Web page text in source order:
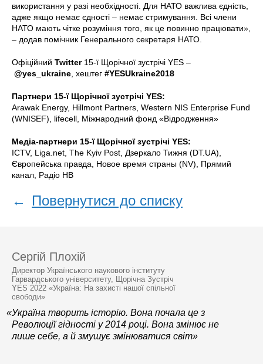
використання у разі необхідності. Для НАТО важлива єдність,
адже якщо немає єдності ‒ немає стримування. Всі члени
НАТО мають чітке розуміння того, як це повинно працювати»,
‒ додав помічник Генерального секретаря НАТО.
Офіційний Twitter 15-ї Щорічної зустрічі YES –
@yes_ukraine , хештег #YESUkraine2018
Партнери 15-ї Щорічної зустрічі YES:
Arawak Energy, Hillmont Partners, Western NIS Enterprise Fund
(WNISEF), lifecell, Міжнародний фонд «Відродження»
Медіа-партнери 15-ї Щорічної зустрічі YES:
ICTV, Liga.net, The Kyiv Post, Дзеркало Тижня (DT.UA),
Європейська правда, Новое время страны (NV), Прямий
канал, Радіо НВ
← Повернутися до списку
Сергій Плохій
Директор Українського наукового інституту
Гарвардського університету, Щорічна Зустріч
YES 2022 «Україна: На захисті нашої спільної
свободи»
«Україна творить історію. Вона почала це з
Революції гідності у 2014 році. Вона змінює не
лише себе, а й змушує змінюватися світ»